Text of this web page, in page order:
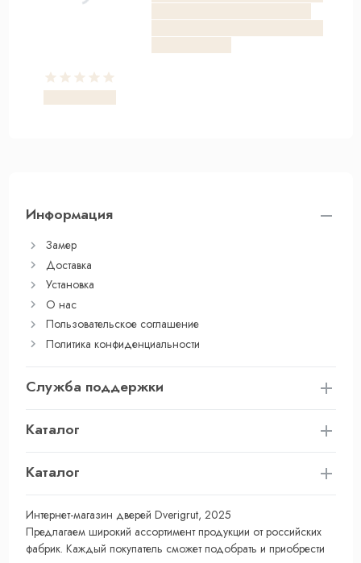
Информация
Замер
Доставка
Установка
О нас
Пользовательское соглашение
Политика конфиденциальности
Служба поддержки
Каталог
Каталог
Интернет-магазин дверей Dverigrut, 2025
Предлагаем широкий ассортимент продукции от российских
фабрик. Каждый покупатель сможет подобрать и приобрести